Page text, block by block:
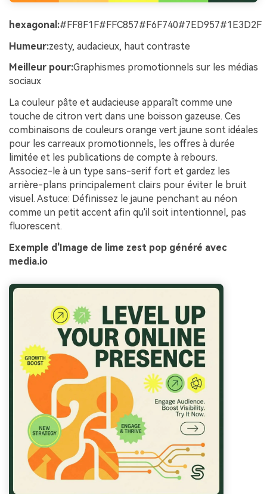
hexagonal:#FF8F1F#FFC857#F6F740#7ED957#1E3D2F
Humeur:zesty, audacieux, haut contraste
Meilleur pour:Graphismes promotionnels sur les médias
sociaux
La couleur pâte et audacieuse apparaît comme une
touche de citron vert dans une boisson gazeuse. Ces
combinaisons de couleurs orange vert jaune sont idéales
pour les carreaux promotionnels, les offres à durée
limitée et les publications de compte à rebours.
Associez-le à un type sans-serif fort et gardez les
arrière-plans principalement clairs pour éviter le bruit
visuel. Astuce: Définissez le jaune penchant au néon
comme un petit accent afin qu'il soit intentionnel, pas
fluorescent.
Exemple d'Image de lime zest pop généré avec
media.io